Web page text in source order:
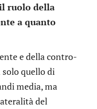
ruolo della
a quanto
e della contro-
quello di
media, ma
del